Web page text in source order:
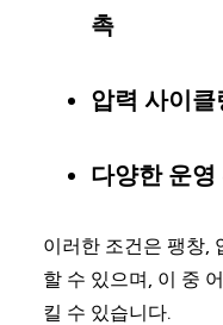
촉
압력 사이클
다양한 운
이러한 조건은 팽창,
할 수 있으며, 이 중
킬 수 있습니다.